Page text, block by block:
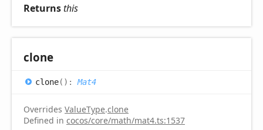
Returnsthis
clone
clone( ) : Mat4
Overrides ValueType.clone
Defined in cocos/core/math/mat4.ts:1537